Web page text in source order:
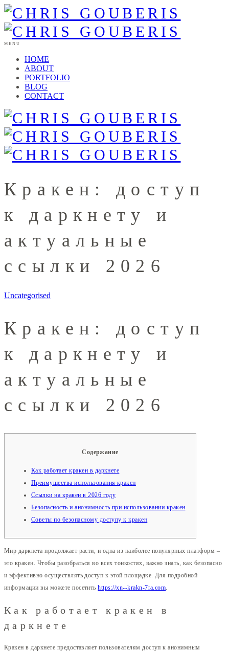
MENU
HOME
ABOUT
PORTFOLIO
BLOG
CONTACT
Кракен: доступ
к даркнету и
актуальные
ссылки 2026
Uncategorised
Кракен: доступ
к даркнету и
актуальные
ссылки 2026
Содержание
Как работает кракен в даркнете
Преимущества использования кракен
Ссылки на кракен в 2026 году
Безопасность и анонимность при использовании кракен
Советы по безопасному доступу к кракен
Мир даркнета продолжает расти, и одна из наиболее популярных платформ –
это кракен. Чтобы разобраться во всех тонкостях, важно знать, как безопасно
и эффективно осуществлять доступ к этой площадке. Для подробной
информации вы можете посетитьhttps://xn--krakn-7ra.com.
Как работает кракен в
даркнете
Кракен в даркнете предоставляет пользователям доступ к анонимным